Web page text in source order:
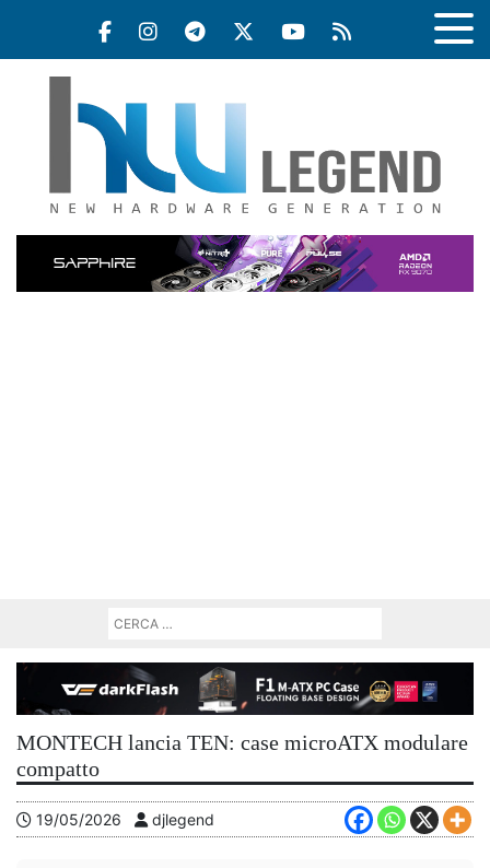
MONTECH lancia TEN: case microATX modulare
compatto
19/05/2026 djlegend